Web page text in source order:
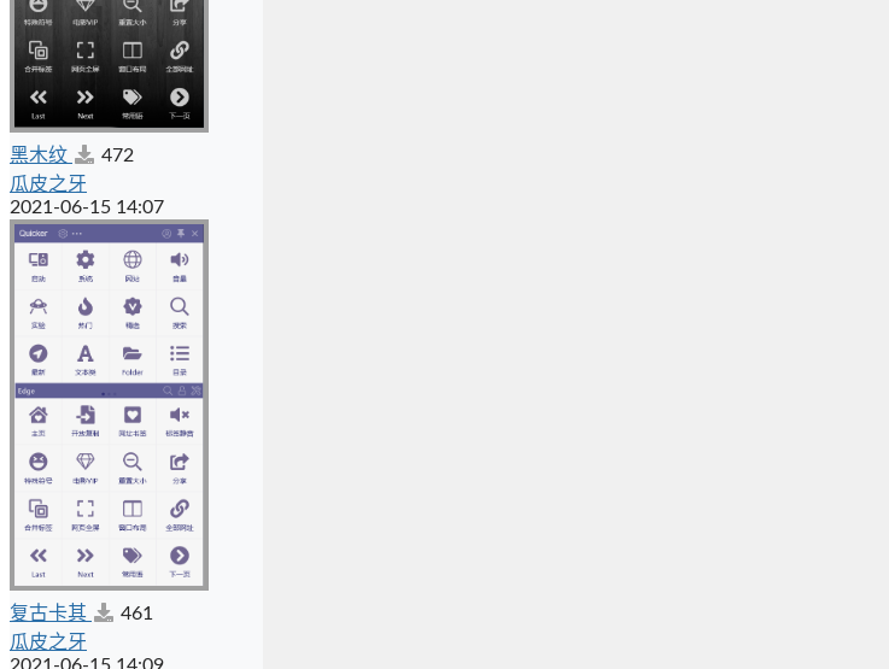
黑木纹
472
瓜皮之牙
2021-06-15 14:07
复古卡其
461
瓜皮之牙